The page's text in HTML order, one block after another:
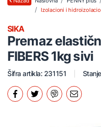
Izolacioni i
Premaz
FIBERS 1kg sivi
SIKA
Šifra artikla: 231151